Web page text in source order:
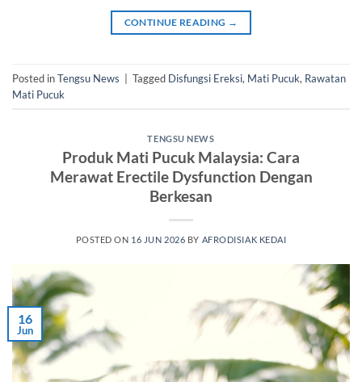
CONTINUE READING →
Posted inTengsu News Tagged Disfungsi Ereksi, Mati Pucuk, Rawatan
Mati Pucuk
TENGSU NEWS
Produk Mati Pucuk Malaysia: Cara
Merawat Erectile Dysfunction Dengan
Berkesan
POSTED ON 16 JUN 2026 BY AFRODISIAK KEDAI
16
Jun